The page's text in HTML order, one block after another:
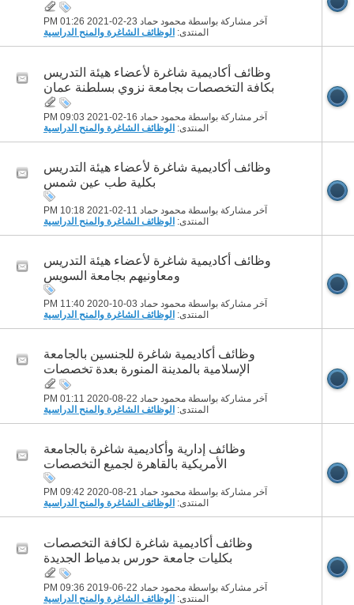
آخر مشاركة بواسطة محمود حماد 23-02-2021
01:26 PM
المنتدى: الوظائف الشاغرة والمنح الدراسية
وظائف أكاديمية شاغرة لأعضاء هيئة التدريس
بكافة التخصصات بجامعة نزوي بسلطنة عمان
آخر مشاركة بواسطة محمود حماد 16-02-2021
09:03 PM
المنتدى: الوظائف الشاغرة والمنح الدراسية
وظائف أكاديمية شاغرة لأعضاء هيئة التدريس
بكلية طب عين شمس
آخر مشاركة بواسطة محمود حماد 11-02-2021
10:18 PM
المنتدى: الوظائف الشاغرة والمنح الدراسية
وظائف أكاديمية شاغرة لأعضاء هيئة التدريس
ومعاونيهم بجامعة السويس
آخر مشاركة بواسطة محمود حماد 03-10-2020
11:40 PM
المنتدى: الوظائف الشاغرة والمنح الدراسية
وظائف أكاديمية شاغرة للجنسين بالجامعة
الإسلامية بالمدينة المنورة بعدة تخصصات
آخر مشاركة بواسطة محمود حماد 22-08-2020
01:11 PM
المنتدى: الوظائف الشاغرة والمنح الدراسية
وظائف إدارية وأكاديمية شاغرة بالجامعة
الأمريكية بالقاهرة لجميع التخصصات
آخر مشاركة بواسطة محمود حماد 21-08-2020
09:42 PM
المنتدى: الوظائف الشاغرة والمنح الدراسية
وظائف أكاديمية شاغرة لكافة التخصصات
بكليات جامعة حورس بدمياط الجديدة
آخر مشاركة بواسطة محمود حماد 22-06-2019
09:36 PM
المنتدى: الوظائف الشاغرة والمنح الدراسية